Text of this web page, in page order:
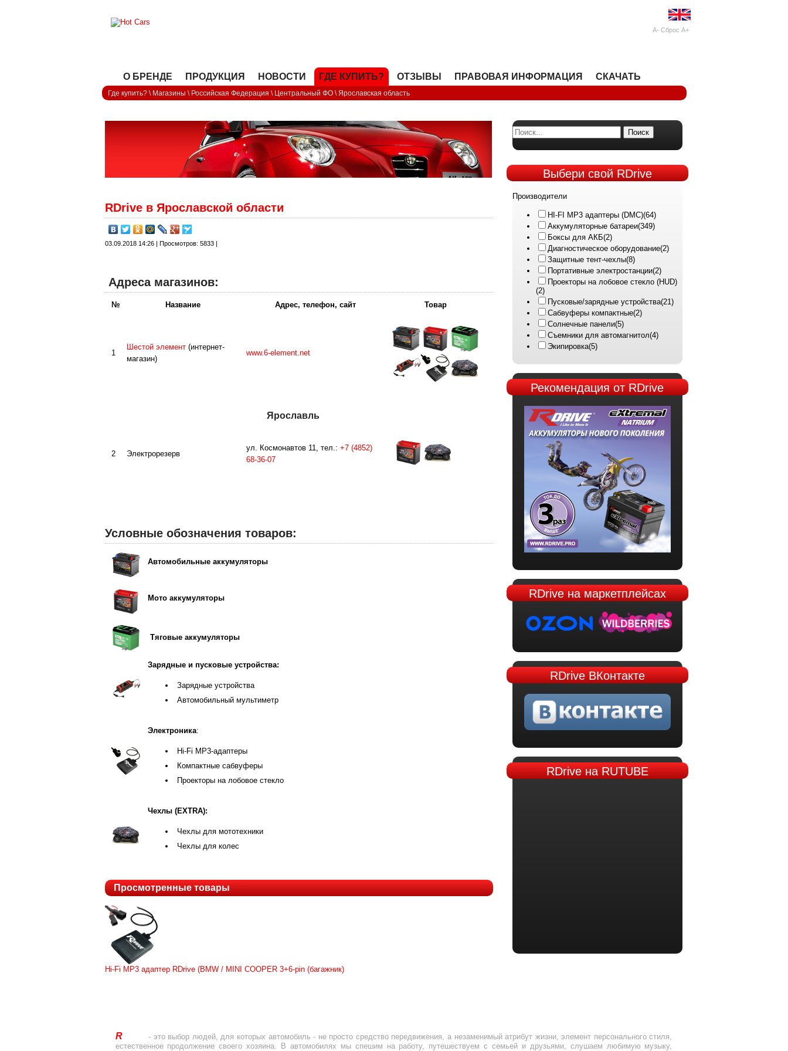
A- Сброс A+
О БРЕНДЕ ПРОДУКЦИЯ НОВОСТИ ГДЕ КУПИТЬ? ОТЗЫВЫ ПРАВОВАЯ ИНФОРМАЦИЯ СКАЧАТЬ
Где купить?\ Магазины \ Российская Федерация \ Центральный ФО\ Ярославская область
RDrive в Ярославской области
03.09.2018 14:26 | Просмотров: 5833 |
Адреса магазинов:
№ Название Адрес, телефон, сайт Товар
1
Шестой элемент(интернет-
магазин)
www.6-element.net
Ярославль
2 Электрорезерв
ул. Космонавтов 11, тел.: +7 (4852)
68-36-07
Условные обозначения товаров:
Автомобильные аккумуляторы
Мото аккумуляторы
Тяговые аккумуляторы
Зарядные и пусковые устройства:
Зарядные устройства
Автомобильный мультиметр
Электроника:
Hi-Fi MP3-адаптеры
Компактные сабвуферы
Проекторы на лобовое стекло
Чехлы (EXTRA):
Чехлы для мототехники
Чехлы для колес
Просмотренные товары
Hi-Fi MP3 адаптер RDrive (BMW / MINI COOPER 3+6-pin (багажник)
Поиск
Выберисвой RDrive
Производители
HI-FI MP3 адаптеры (DMC)(64)
Аккумуляторные батареи(349)
Боксы для АКБ(2)
Диагностическое оборудование(2)
Защитные тент-чехлы(8)
Портативные электростанции(2)
Проекторы на лобовое стекло (HUD)
(2)
Пусковые/зарядные устройства(21)
Сабвуферы компактные(2)
Солнечные панели(5)
Съемники для автомагнитол(4)
Экипировка(5)
Рекомендацияот RDrive
RDriveна маркетплейсах
RDriveВКонтакте
RDriveна RUTUBE
RDrive
- это выбор людей, для которых автомобиль - не просто средство передвижения, а незаменимый атрибут жизни, элемент персонального стиля,
естественное продолжение своего хозяина. В автомобилях мы спешим на работу, путешествуем с семьей и друзьями, слушаем любимую музыку,